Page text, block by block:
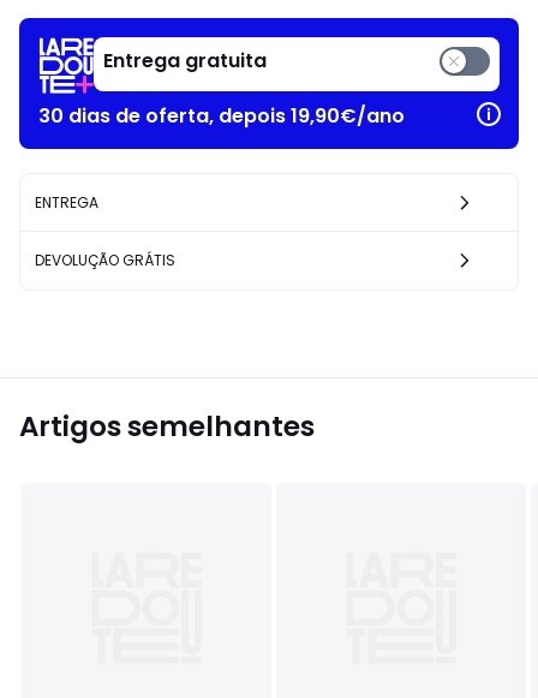
Entrega gratuita
30 dias de oferta, depois 19,90€/ano
ENTREGA
DEVOLUÇÃO GRÁTIS
Artigos semelhantes